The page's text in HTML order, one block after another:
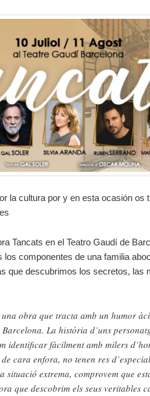
la cultura por y en esta ocasión os
Tancats en el Teatro Gaudí de
los componentes de una familia
que descubrimos los secretos, las
una obra que tracta amb un humor
La història d’uns
identificar fàcilment amb milers
cara enfora, no tenen res
situació extrema, comprovem que
que descobrim els seus veritables